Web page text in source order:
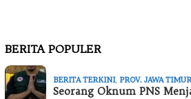
BERITA POPULER
BERITA TERKINI, PROV. JAWA TIMUR
Seorang Oknum PNS